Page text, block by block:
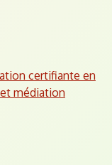
certifiante en
médiation